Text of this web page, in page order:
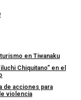
en Tiwanaku
Chiquitano” en el
de acciones para
violencia